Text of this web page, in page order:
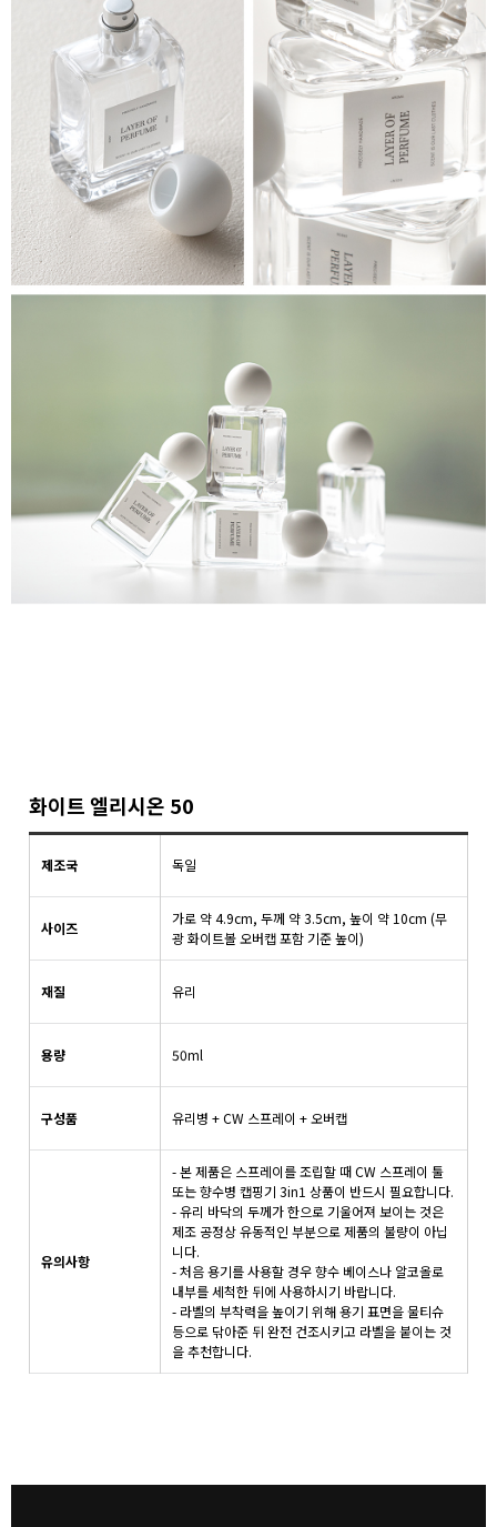
화이트 엘리시온 50
제조국 독일
사이즈
가로 약 4.9cm, 두께 약 3.5cm, 높이 약 10cm (무
광 화이트볼 오버캡 포함 기준 높이)
재질 유리
용량 50ml
구성품 유리병 + CW 스프레이 + 오버캡
유의사항
- 본 제품은 스프레이를 조립할 때 CW 스프레이 툴
또는 향수병 캡핑기 3in1 상품이 반드시 필요합니다.
- 유리 바닥의 두께가 한으로 기울어져 보이는 것은
제조 공정상 유동적인 부분으로 제품의 불량이 아닙
니다.
- 처음 용기를 사용할 경우 향수 베이스나 알코올로
내부를 세척한 뒤에 사용하시기 바랍니다.
- 라벨의 부착력을 높이기 위해 용기 표면을 물티슈
등으로 닦아준 뒤 완전 건조시키고 라벨을 붙이는 것
을 추천합니다.